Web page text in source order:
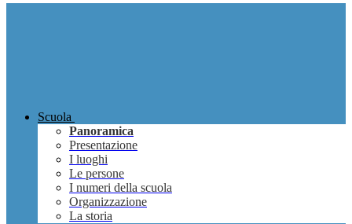
Scuola
Panoramica
Presentazione
I luoghi
Le persone
I numeri della scuola
Organizzazione
La storia